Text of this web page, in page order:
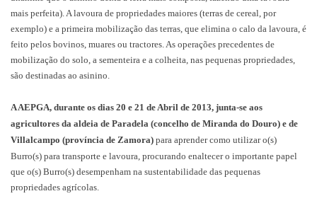
mais perfeita). A lavoura de propriedades maiores (terras de cereal, por
exemplo) e a primeira mobilização das terras, que elimina o calo da lavoura, é
feito pelos bovinos, muares ou tractores. As operações precedentes de
mobilização do solo, a sementeira e a colheita, nas pequenas propriedades,
são destinadas ao asinino.
A AEPGA, durante os dias 20 e 21 de Abril de 2013, junta-se aos
agricultores da aldeia de Paradela (concelho de Miranda do Douro) e de
Villalcampo (província de Zamora) para aprender como utilizar o(s)
Burro(s) para transporte e lavoura, procurando enaltecer o importante papel
que o(s) Burro(s) desempenham na sustentabilidade das pequenas
propriedades agrícolas.